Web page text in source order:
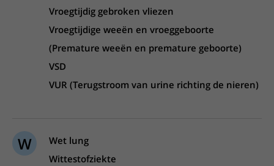
Vroegtijdig gebroken vliezen
Vroegtijdige weeën en vroeggeboorte
(Premature weeën en premature geboorte)
VSD
VUR (Terugstroom van urine richting de nieren)
W
Wet lung
Wittestofziekte